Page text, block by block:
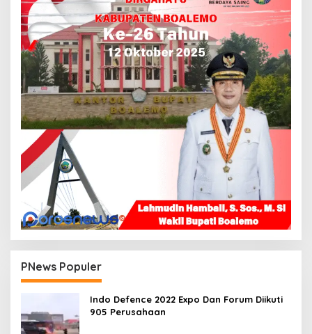
PNews Populer
Indo Defence 2022 Expo Dan Forum Diikuti
905 Perusahaan